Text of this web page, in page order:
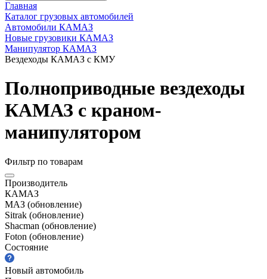
Главная
Каталог грузовых автомобилей
Автомобили КАМАЗ
Новые грузовики КАМАЗ
Манипулятор КАМАЗ
Вездеходы КАМАЗ с КМУ
Полноприводные вездеходы
КАМАЗ с краном-
манипулятором
Фильтр по товарам
Производитель
КАМАЗ
МАЗ (обновление)
Sitrak (обновление)
Shacman (обновление)
Foton (обновление)
Состояние
Новый автомобиль